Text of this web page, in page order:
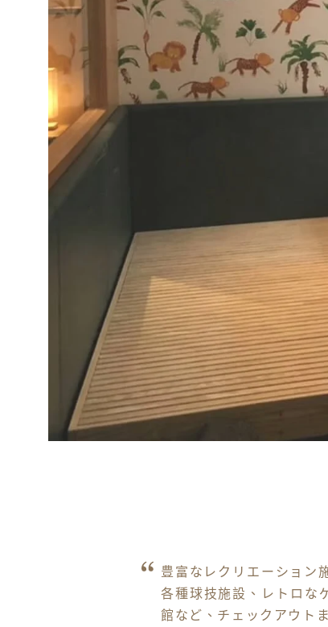
豊富なレクリエーション
各種球技施設、レトロな
館など、チェックアウト